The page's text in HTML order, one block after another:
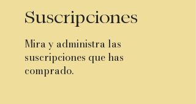
Suscripciones
Mira y administra las
suscripciones que has
comprado.